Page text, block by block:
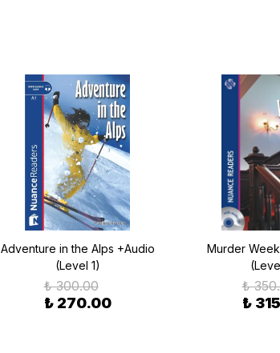
Adventure in the Alps +Audio
(Level 1)
₺ 300.00
₺ 270.00
Murder
₺
₺